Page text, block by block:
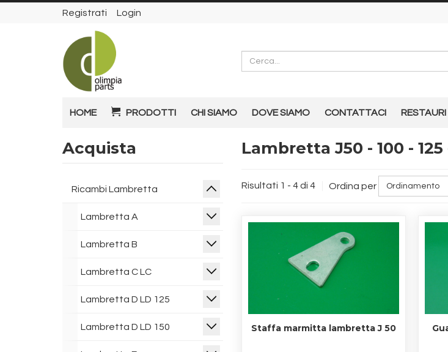
Registrati Login
Cerca
HOME PRODOTTI CHI SIAMO DOVE SIAMO CONTATTACI RESTAURI
Lambretta J50 - 100 -
Risultati 1 - 4 di 4 Ordina per Ordinamento
Staffa marmitta lambretta J 50
Acquista
Ricambi Lambretta
Lambretta A
Lambretta B
Lambretta C LC
Lambretta D LD 125
Lambretta D LD 150